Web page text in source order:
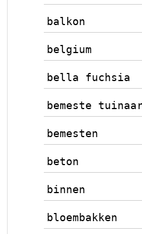
balkon
belgium
bella fuchsia
bemeste
bemesten
beton
binnen
bloembakken